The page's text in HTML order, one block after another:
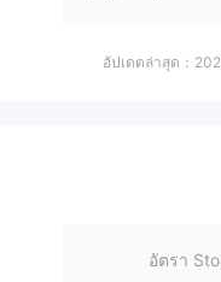
อัปเดตล่าสุด：
อัตรา